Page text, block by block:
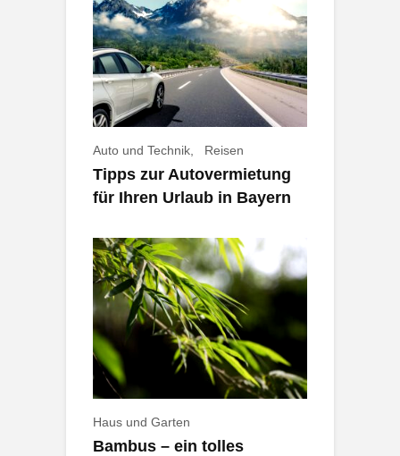
Auto und Technik Reisen
Tipps zur Autovermietung
für Ihren Urlaub in Bayern
Haus und Garten
Bambus – ein tolles